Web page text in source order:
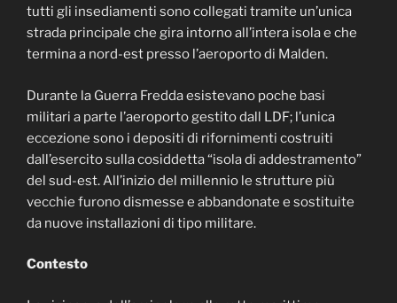
tutti gli insediamenti sono collegati tramite un’unica
strada principale che gira intorno all’intera isola e che
termina a nord-est presso l’aeroporto di Malden.
Durante la Guerra Fredda esistevano poche basi
militari a parte l’aeroporto gestito dall LDF; l’unica
eccezione sono i depositi di rifornimenti costruiti
dall’esercito sulla cosiddetta “isola di addestramento”
del sud-est. All’inizio del millennio le strutture più
vecchie furono dismesse e abbandonate e sostituite
da nuove installazioni di tipo militare.
Contesto